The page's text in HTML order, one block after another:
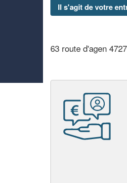
Il s'agit de votre
63 route d'agen